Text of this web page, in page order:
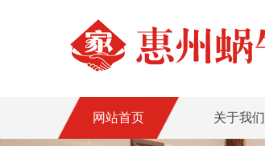
网站首页 关于我们